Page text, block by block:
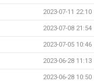
2023-07-11 22:10
2023-07-08 21:54
2023-07-05 10:46
2023-06-28 11:13
2023-06-28 10:50